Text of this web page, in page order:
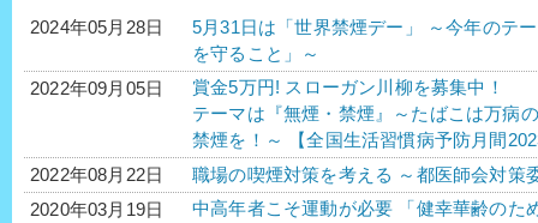
2024年05月28日
5月31日は「世界禁煙デー」 ～今年のテ
を守ること」～
2022年09月05日
賞金5万円! スローガン川柳を募集中！
テーマは『無煙・禁煙』～たばこは万病
禁煙を！～ 【全国生活習慣病予防月間
2022年08月22日
職場の喫煙対策を考える ～都医師会対策
2020年03月19日
中高年者こそ運動が必要 「健幸華齢のた